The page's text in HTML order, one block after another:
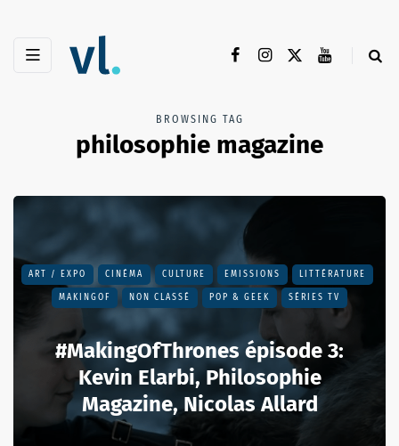
BROWSING TAG
philosophie magazine
ART / EXPO CINÉMA CULTURE EMISSIONS LITTÉRATURE
MAKINGOF NON CLASSÉ POP & GEEK SÉRIES TV
#MakingOfThrones épisode 3:
Kevin Elarbi, Philosophie
Magazine, Nicolas Allard